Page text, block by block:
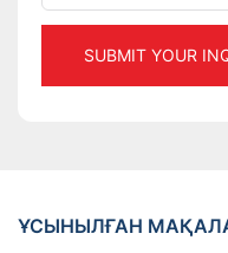
SUBMIT YOUR
ҰСЫНЫЛҒАН